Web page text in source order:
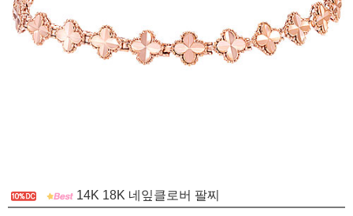
14K 18K 네잎클로버 팔찌